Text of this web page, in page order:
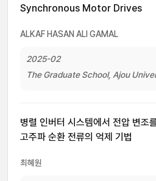
Synchronous Motor Drives
ALKAF HASAN ALI GAMAL
2025-02
The Graduate School, Ajou
병렬 인버터 시스템에서 전압 변조
고주파 순환 전류의 억제 기법
최혜원